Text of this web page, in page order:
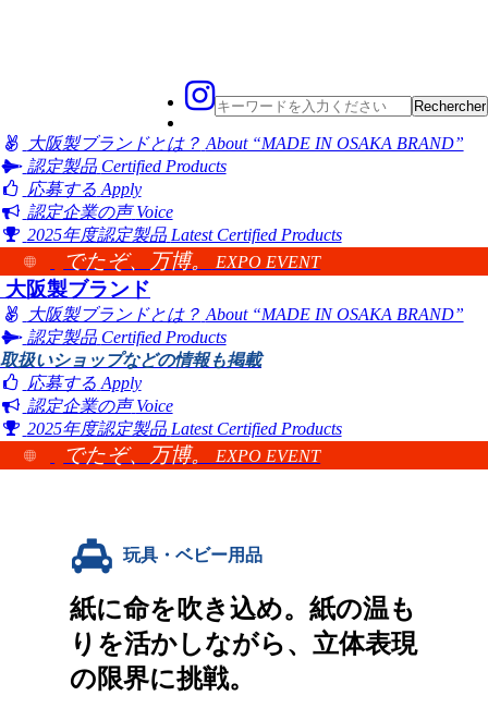
大阪製ブランドとは？ About “MADE IN OSAKA BRAND”
認定製品 Certified Products
応募する Apply
認定企業の声 Voice
2025年度認定製品 Latest Certified Products
でたぞ、万博。 EXPO EVENT
大阪製ブランド
大阪製ブランドとは？ About “MADE IN OSAKA BRAND”
認定製品 Certified Products
取扱いショップなどの情報も掲載
応募する Apply
認定企業の声 Voice
2025年度認定製品 Latest Certified Products
でたぞ、万博。 EXPO EVENT
玩具・ベビー用品
紙に命を吹き込め。紙の温も
りを活かしながら、立体表現
の限界に挑戦。